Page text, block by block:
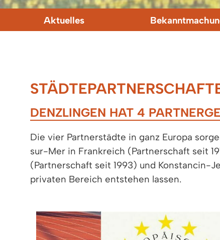
Aktuelles
DENZLINGEN HAT 4
Die vier Partnerstädte in ganz Europa
sur-Mer in Frankreich (Partnerschaft seit
(Partnerschaft seit 1993) und Konstancin-
privaten Bereich entstehen lassen.